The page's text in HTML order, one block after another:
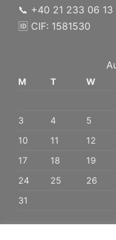
📞 +40 21 233 06 13
🆔 CIF: 1581530
M T W
3
4 5
10
11 12
17
18 19
24
25 26
31
« Jan